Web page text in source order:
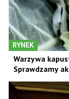
RYNEK
Warzywa
Sprawdzamy